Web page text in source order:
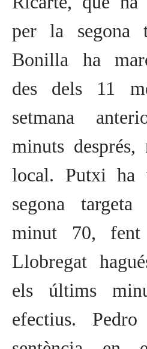
per la segona
Bonilla ha
des dels 11
setmana
minuts després,
local. Putxi ha
segona
minut 70,
Llobregat
els últims
efectius.